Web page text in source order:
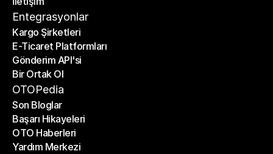
İletişim
Entegrasyonlar
Kargo Şirketleri
Kargo Şirketleri
E-Ticaret Platformları
E-Ticaret Platformları
Gönderim API'si
Gönderim API'si
Bir Ortak Ol
Bir Ortak Ol
OTOPedia
Son Bloglar
Son Bloglar
Başarı Hikayeleri
Başarı Hikayeleri
OTO Haberleri
OTO Haberleri
Yardım Merkezi